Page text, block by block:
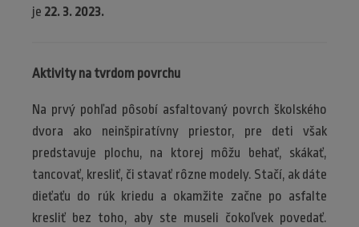
je 22. 3. 2023.
Aktivity na tvrdom povrchu
Na prvý pohľad pôsobí asfaltovaný povrch školského
dvora ako neinšpiratívny priestor, pre deti však
predstavuje plochu, na ktorej môžu behať, skákať,
tancovať, kresliť, či stavať rôzne modely. Stačí, ak dáte
dieťaťu do rúk kriedu a okamžite začne po asfalte
kresliť bez toho, aby ste museli čokoľvek povedať.